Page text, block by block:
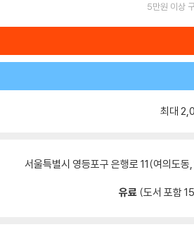
5만원 이상
최대
서울특별시 영등포구 은행로 11(여의도동
유료 (도서 포함